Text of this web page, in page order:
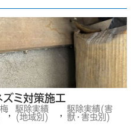
ミ対策施工
駆除実績
(地域別)
駆除実績(害
獣・害虫別)